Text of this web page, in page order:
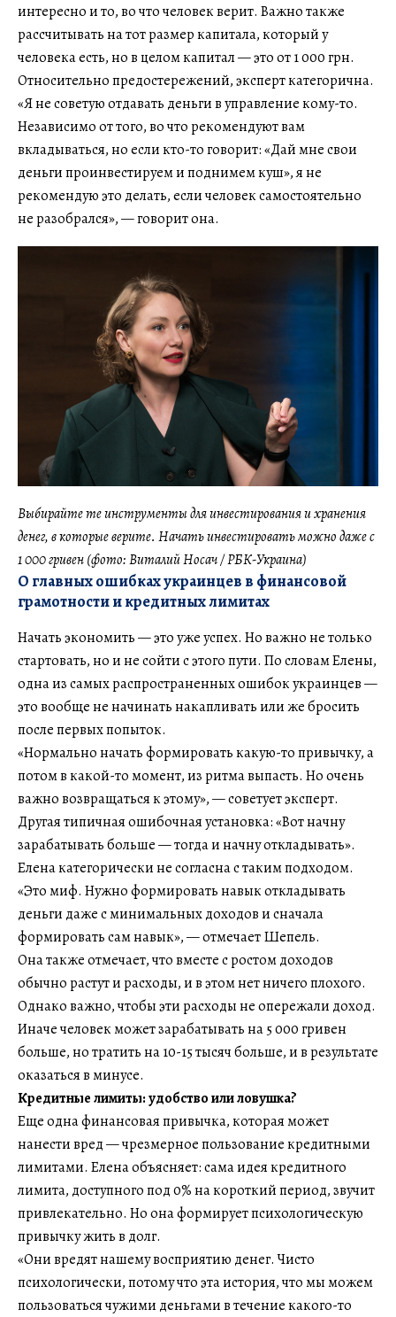
интересно и то, во что человек верит. Важно также
рассчитывать на тот размер капитала, который у
человека есть, но в целом капитал — это от 1 000 грн.
Относительно предостережений, эксперт категорична.
«Я не советую отдавать деньги в управление кому-то.
Независимо от того, во что рекомендуют вам
вкладываться, но если кто-то говорит: «Дай мне свои
деньги проинвестируем и поднимем куш», я не
рекомендую это делать, если человек самостоятельно
не разобрался», — говорит она.
Выбирайте те инструменты для инвестирования и хранения
денег, в которые верите. Начать инвестировать можно даже с
1 000 гривен (фото: Виталий Носач / РБК-Украина)
О главных ошибках украинцев в финансовой
грамотности и кредитных лимитах
Начать экономить — это уже успех. Но важно не только
стартовать, но и не сойти с этого пути. По словам Елены,
одна из самых распространенных ошибок украинцев —
это вообще не начинать накапливать или же бросить
после первых попыток.
«Нормально начать формировать какую-то привычку, а
потом в какой-то момент, из ритма выпасть. Но очень
важно возвращаться к этому», — советует эксперт.
Другая типичная ошибочная установка: «Вот начну
зарабатывать больше — тогда и начну откладывать».
Елена категорически не согласна с таким подходом.
«Это миф. Нужно формировать навык откладывать
деньги даже с минимальных доходов и сначала
формировать сам навык», — отмечает Шепель.
Она также отмечает, что вместе с ростом доходов
обычно растут и расходы, и в этом нет ничего плохого.
Однако важно, чтобы эти расходы не опережали доход.
Иначе человек может зарабатывать на 5 000 гривен
больше, но тратить на 10-15 тысяч больше, и в результате
оказаться в минусе.
Кредитные лимиты: удобство или ловушка?
Еще одна финансовая привычка, которая может
нанести вред — чрезмерное пользование кредитными
лимитами. Елена объясняет: сама идея кредитного
лимита, доступного под 0% на короткий период, звучит
привлекательно. Но она формирует психологическую
привычку жить в долг.
«Они вредят нашему восприятию денег. Чисто
психологически, потому что эта история, что мы можем
пользоваться чужими деньгами в течение какого-то